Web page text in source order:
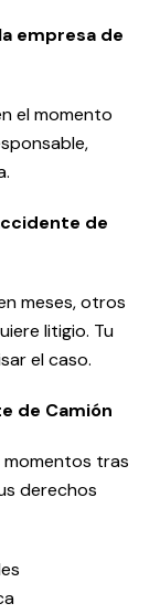
empresa de
el momento
de
meses, otros
litigio. Tu
el caso.
de Camión
tras
derechos